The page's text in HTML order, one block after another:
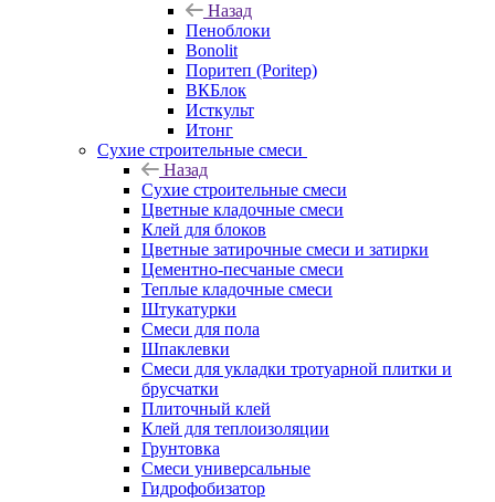
Назад
Пеноблоки
Bonolit
Поритеп (Poritep)
ВКБлок
Исткульт
Итонг
Сухие строительные смеси
Назад
Сухие строительные смеси
Цветные кладочные смеси
Клей для блоков
Цветные затирочные смеси и затирки
Цементно-песчаные смеси
Теплые кладочные смеси
Штукатурки
Смеси для пола
Шпаклевки
Смеси для укладки тротуарной плитки и
брусчатки
Плиточный клей
Клей для теплоизоляции
Грунтовка
Смеси универсальные
Гидрофобизатор